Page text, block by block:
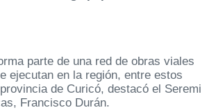
parte de una red de obras viales
ejecutan en la región, entre estos
de Curicó, destacó el Seremi
Francisco Durán.